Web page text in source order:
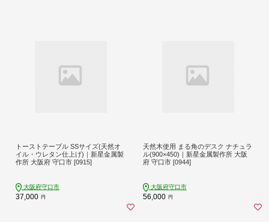
トーストテーブル SSサイズ(天然オ
イル・ウレタン仕上げ)｜新星金属製
作所 大阪府 守口市 [0915]
大阪府守口市
37,000 円
天然木使用 まる角のデスク ナチュラ
ル(900×450)｜新星金属製作所 大阪
府 守口市 [0944]
大阪府守口市
56,000 円